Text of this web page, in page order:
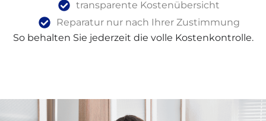
transparente Kostenübersicht
Reparatur nur nach Ihrer Zustimmung
So behalten Sie jederzeit die volle Kostenkontrolle.